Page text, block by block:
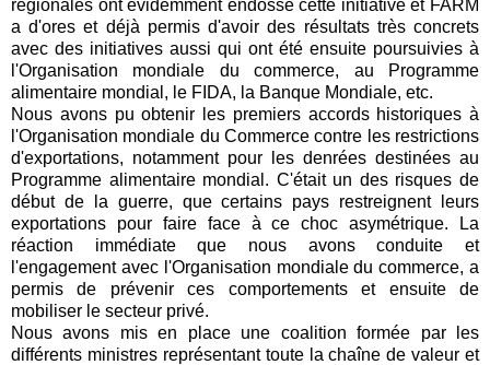
régionales ont évidemment endossé cette initiative et FARM
a d'ores et déjà permis d'avoir des résultats très concrets
avec des initiatives aussi qui ont été ensuite poursuivies à
l'Organisation mondiale du commerce, au Programme
alimentaire mondial, le FIDA, la Banque Mondiale, etc.
Nous avons pu obtenir les premiers accords historiques à
l'Organisation mondiale du Commerce contre les restrictions
d'exportations, notamment pour les denrées destinées au
Programme alimentaire mondial. C'était un des risques de
début de la guerre, que certains pays restreignent leurs
exportations pour faire face à ce choc asymétrique. La
réaction immédiate que nous avons conduite et
l'engagement avec l'Organisation mondiale du commerce, a
permis de prévenir ces comportements et ensuite de
mobiliser le secteur privé.
Nous avons mis en place une coalition formée par les
différents ministres représentant toute la chaîne de valeur et